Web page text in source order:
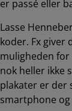
er passé eller
Lasse
koder. Fx giver
muligheden for
nok heller ikke
plakater er der
smartphone